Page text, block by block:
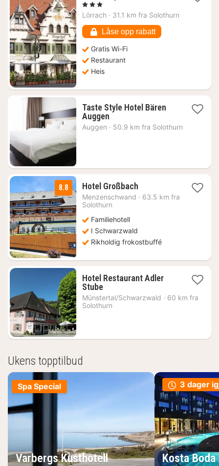
fra
, 3 Stjerner
Lörrach · 31.1 km fra Solothurn
Låse opp rabatt
Gratis Wi-Fi
Restaurant
Heis
Taste Style Hotel Bären
Auggen1
natt
Auggen · 50.9 km fra Solothurn
8.8 Hotel Großbach1
natt
Menzenschwand · 63.5 km fra
Solothurn
Familiehotell
I Schwarzwald
Rikholdig frokostbuffé
Hotel Restaurant Adler
Stube1
natt
fra
Münstertal/Schwarzwald · 60 km fra
Solothurn
Ukens topptilbud
Spa Special
Varbergs Kusthotell
3 dager
Kosta